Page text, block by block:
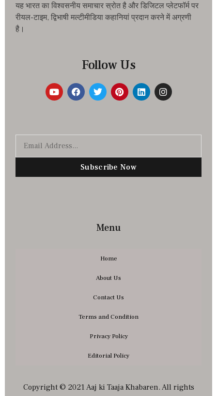
यह भारत का विश्वसनीय समाचार स्रोत है और डिजिटल प्लेटफॉर्म पर
रीयल-टाइम, द्विभाषी मल्टीमीडिया कहानियां प्रदान करने में अग्रणी
है।
Follow Us
Subscribe Now
Menu
Home
About Us
Contact Us
Terms and Condition
Privacy Policy
Editorial Policy
Copyright © 2021 Aaj ki Taaja Khabaren. All rights